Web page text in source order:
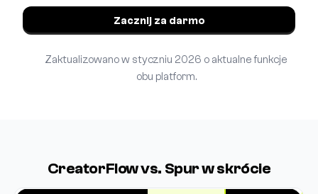
Zacznij za darmo
Zaktualizowano w styczniu 2026 o aktualne funkcje
obu platform.
CreatorFlow vs. Spur w skrócie